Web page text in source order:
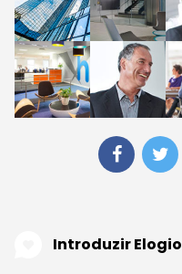
Introduzir Elogio